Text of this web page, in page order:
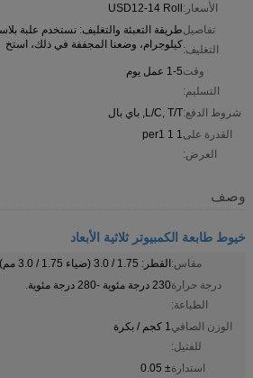
الأسعار:USD12-14 Roll
تفاصيل
التغليف:كيلوجرام، وضعنا المجففة في ذلك، استخ
وقت
التسليم:
1-5 عمل يوم
شروط الدفع:L/C, T/T, باي بال
القدرة على
العرض:
1 1 per1
وصف
خيوط طابعة الكمبيوتر ثلاثية الأبعاد
مقاس:القطر: 1.75 / 3.0 (ضياء 1.75 / 3.0 مم)
درجة حرارة
الطباعة:
230 درجة مئوية -280 درجة مئوية.
الوزن الصافي
للفتيل:
1 كجم / بكرة
استدارة± 0.05